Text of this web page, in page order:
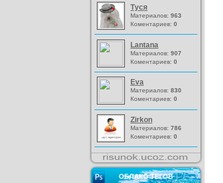
Туся
Материалов: 963
Коментариев: 0
Lantana
Материалов: 907
Коментариев: 0
Eva
Материалов: 830
Коментариев: 0
Zirkon
Материалов: 786
Коментариев: 0
ОБЛАКО ТЕГОВ